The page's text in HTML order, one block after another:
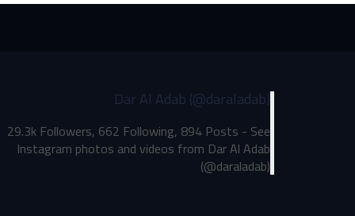
Dar Al Adab (@daraladab)
29.3k Followers, 662 Following, 894 Posts - See
Instagram photos and videos from Dar Al Adab
(@daraladab)